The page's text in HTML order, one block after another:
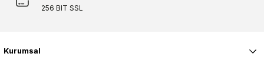
256 BIT SSL
Kurumsal